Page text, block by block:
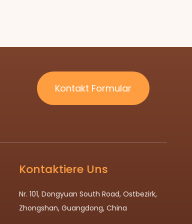
Kontakt Formular
Kontaktiere Uns
Nr. 101, Dongyuan South Road, Ostbezirk,
Zhongshan, Guangdong, China